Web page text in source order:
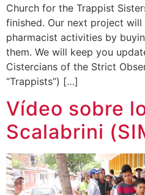
Church for the Trappist
finished. Our next project
pharmacist activities by
them. We will keep you
Cistercians of the Strict
“Trappists”) […]
Vídeo sobre
Scalabrini